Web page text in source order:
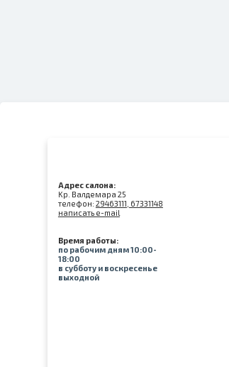
Адрес салона:
Kр. Валдемара 25
телефон: 29463111, 67331148
написать e-mail
Время работы:
по рабочим дням 10:00-
18:00
в субботу и воскресенье
выходной